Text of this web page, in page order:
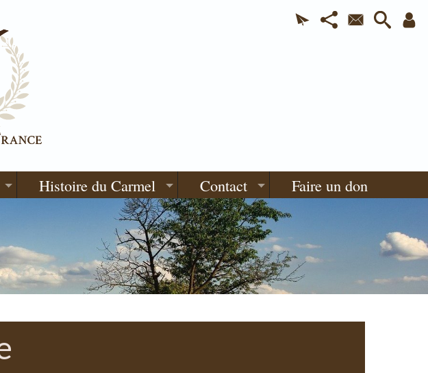
Histoire du Carmel Contact Faire un don